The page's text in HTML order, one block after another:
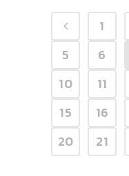
1
5
6
10
11
15
16
20
21